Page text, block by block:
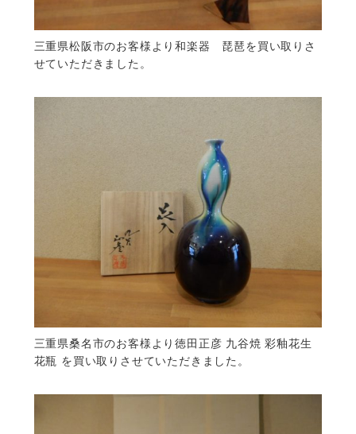
三重県松阪市のお客様より和楽器 琵琶を買い取りさ
せていただきました。
三重県桑名市のお客様より徳田正彦 九谷焼 彩釉花生
花瓶 を買い取りさせていただきました。